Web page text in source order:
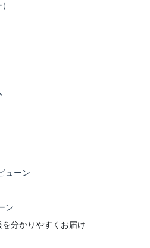
ューン
ン
分かりやすくお届け